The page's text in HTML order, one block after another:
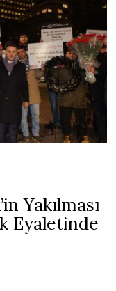
Yakılması
Eyaletinde